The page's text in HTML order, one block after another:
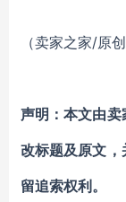
（卖家之家/原
声明：本文由
改标题及原文
留追索权利。